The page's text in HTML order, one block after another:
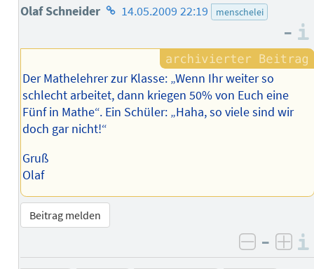
Olaf Schneider Homepage
Autors
14.05.2009 22:19 menschelei
–
Der Mathelehrer zur Klasse: „Wenn Ihr weiter so
schlecht arbeitet, dann kriegen 50% von Euch eine
Fünf in Mathe“. Ein Schüler: „Haha, so viele sind wir
doch gar nicht!“
Gruß
Olaf
Beitrag melden
negativ
–